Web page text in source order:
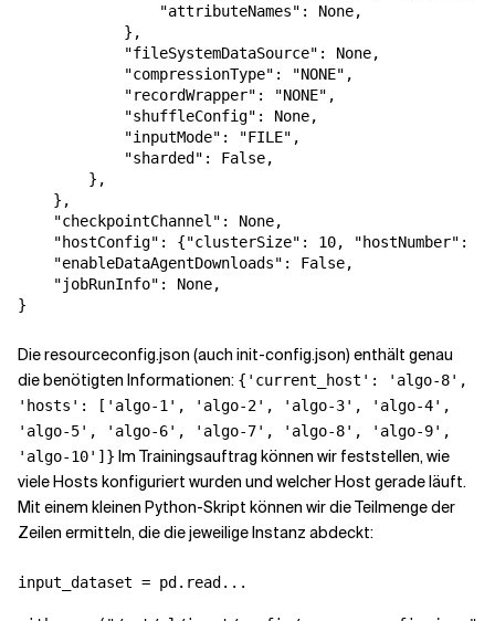
                "attributeNames": None,
            },
            "fileSystemDataSource": None,
            "compressionType": "NONE",
            "recordWrapper": "NONE",
            "shuffleConfig": None,
            "inputMode": "FILE",
            "sharded": False,
        },
    },
    "checkpointChannel": None,
"hostConfig": {"clusterSize": 10, "hostNumber":
    "enableDataAgentDownloads": False,
    "jobRunInfo": None,
}
Die resourceconfig.json (auch init-config.json) enthält genau
die benötigten Informationen: {'current_host': 'algo-8',
'hosts': ['algo-1', 'algo-2', 'algo-3', 'algo-4',
'algo-5', 'algo-6', 'algo-7', 'algo-8', 'algo-9',
'algo-10']} Im Trainingsauftrag können wir feststellen, wie
viele Hosts konfiguriert wurden und welcher Host gerade läuft.
Mit einem kleinen Python-Skript können wir die Teilmenge der
Zeilen ermitteln, die die jeweilige Instanz abdeckt:
input_dataset = pd.read...